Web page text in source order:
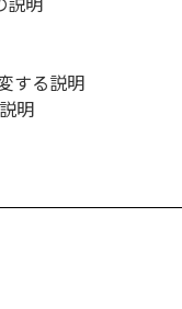
する説明
明